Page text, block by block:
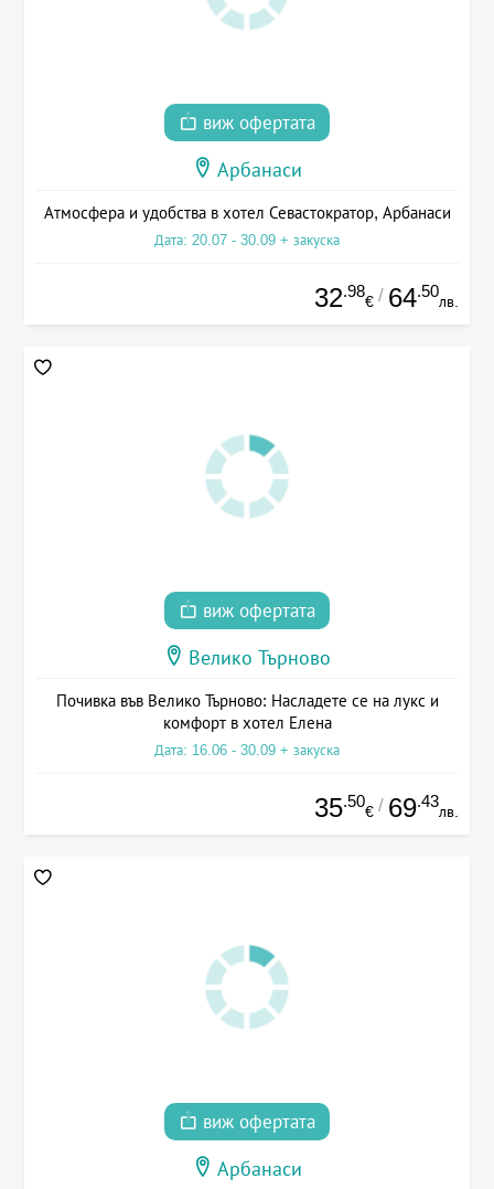
виж офертата
Арбанаси
Атмосфера и удобства в хотел Севастократор, Арбанаси
Дата: 20.07 - 30.09 + закуска
32.98
€ / 64.50
лв.
виж офертата
Велико Търново
Почивка във Велико Търново: Насладете се на лукс и
комфорт в хотел Елена
Дата: 16.06 - 30.09 + закуска
35.50
€ / 69.43
лв.
виж офертата
Арбанаси